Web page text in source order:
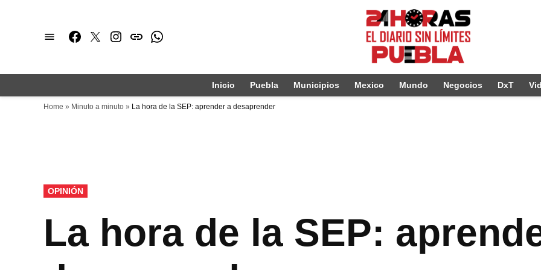
Facebook
TwitterInstagram
issuuWhatsapp
Inicio Puebla Municipios Mexico Mundo Negocios DxT
Home » Minuto a minuto » La hora de la SEP: aprender a desaprender
PUBLICADO
EN
OPINIÓN
La hora de la SEP: